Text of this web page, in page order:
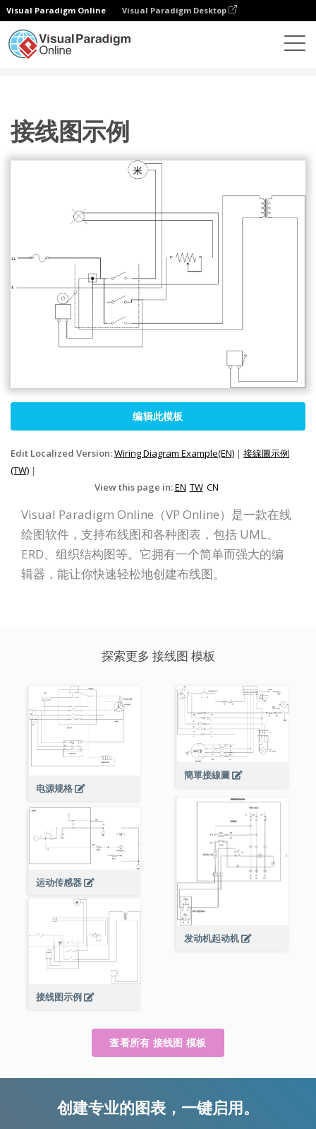
Visual Paradigm Online Visual Paradigm Desktop
接线图示例
编辑此模板
Edit Localized Version:Wiring Diagram Example(EN) | 接線圖示例
(TW) |
View this page in:EN TW CN
Visual Paradigm Online（VP Online）是一款在线
绘图软件，支持布线图和各种图表，包括 UML、
ERD、组织结构图等。它拥有一个简单而强大的编
辑器，能让你快速轻松地创建布线图。
探索更多 接线图 模板
电源规格
簡單接線圖
发动机起动机
运动传感器
接线图示例
查看所有 接线图 模板
创建专业的图表，一键启用。